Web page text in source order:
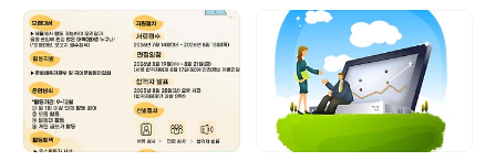
고 하여 이번에 "태풍'을 선정하였습니다. 태풍은 동심원
모양으로 지구 자전의 영향을 받아 시계 반대 방향으로 회
전하며 움직인다는 사실과, 바람이 거의 없는 중심 부분의
'태풍의 눈'을 이용하..